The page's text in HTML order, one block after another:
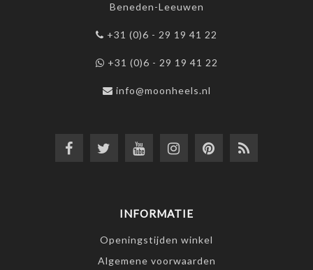
Beneden-Leeuwen
+31 (0)6 - 29 19 41 22
+31 (0)6 - 29 19 41 22
info@moonheels.nl
INFORMATIE
Openingstijden winkel
Algemene voorwaarden